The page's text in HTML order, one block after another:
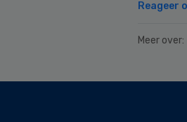
Reageer
Meer over: